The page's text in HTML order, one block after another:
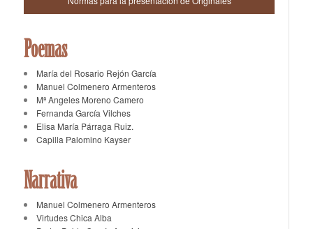
Poemas
María del Rosario Rejón García
Manuel Colmenero Armenteros
Mª Angeles Moreno Camero
Fernanda García Vilches
Elisa María Párraga Ruiz.
Capilla Palomino Kayser
Narrativa
Manuel Colmenero Armenteros
Virtudes Chica Alba